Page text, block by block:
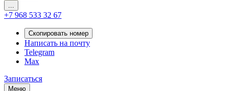
...
+7 968 533 32 67
Скопировать номер
Написать на почту
Telegram
Max
Записаться
Меню